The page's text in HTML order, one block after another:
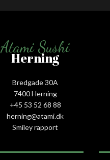
Atami Sushi
Herning
Bredgade 30A
7400 Herning
+45 53 52 68 88
herning@atami.dk
Smiley rapport